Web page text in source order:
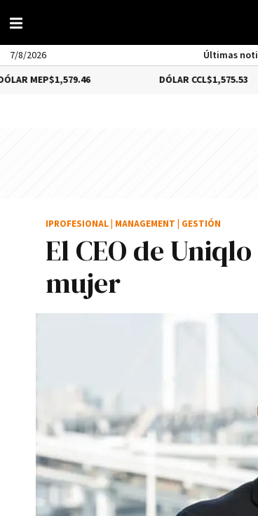
7/8/2026 Últimas
$1,579.46 DÓLAR CCL$1,575.53
El CEO de
mujer
IPROFESIONAL MANAGEMENT GESTIÓN